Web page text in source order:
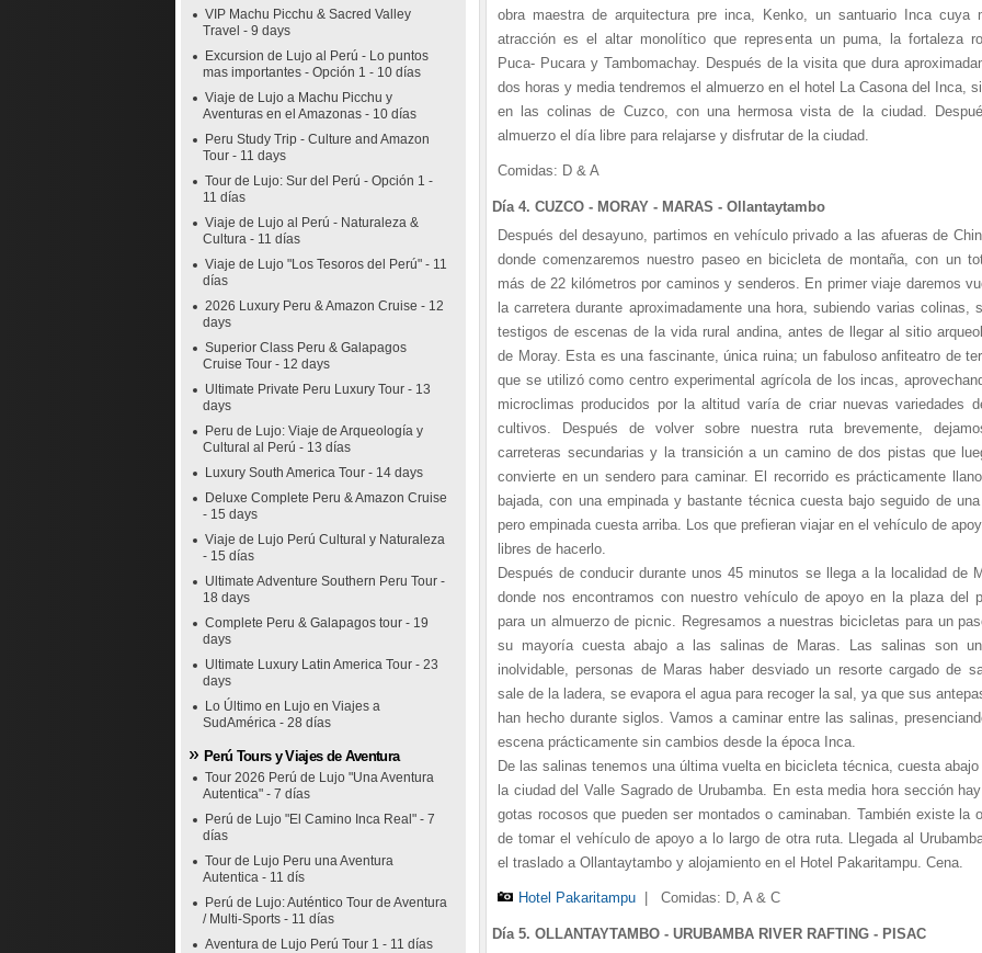
VIP Machu Picchu & Sacred Valley
Travel - 9 days
Excursion de Lujo al Perú - Lo puntos
mas importantes - Opción 1 - 10 días
Viaje de Lujo a Machu Picchu y
Aventuras en el Amazonas - 10 días
Peru Study Trip - Culture and Amazon
Tour - 11 days
Tour de Lujo: Sur del Perú - Opción 1 -
11 días
Viaje de Lujo al Perú - Naturaleza &
Cultura - 11 días
Viaje de Lujo "Los Tesoros del Perú" - 11
días
2026 Luxury Peru & Amazon Cruise - 12
days
Superior Class Peru & Galapagos
Cruise Tour - 12 days
Ultimate Private Peru Luxury Tour - 13
days
Peru de Lujo: Viaje de Arqueología y
Cultural al Perú - 13 días
Luxury South America Tour - 14 days
Deluxe Complete Peru & Amazon Cruise
- 15 days
Viaje de Lujo Perú Cultural y Naturaleza
- 15 días
Ultimate Adventure Southern Peru Tour -
18 days
Complete Peru & Galapagos tour - 19
days
Ultimate Luxury Latin America Tour - 23
days
Lo Último en Lujo en Viajes a
SudAmérica - 28 días
Perú Tours y Viajes de Aventura
Tour 2026 Perú de Lujo "Una Aventura
Autentica" - 7 días
Perú de Lujo "El Camino Inca Real" - 7
días
Tour de Lujo Peru una Aventura
Autentica - 11 dís
Perú de Lujo: Auténtico Tour de Aventura
/ Multi-Sports - 11 días
Aventura de Lujo Perú Tour 1 - 11 días
obra maestra de arquitectura pre inca, Kenko, un santuario Inca cuya
atracción es el altar monolítico que representa un puma, la fortaleza
Puca- Pucara y Tambomachay. Después de la visita que dura
dos horas y media tendremos el almuerzo en el hotel La Casona del Inca,
en las colinas de Cuzco, con una hermosa vista de la ciudad.
almuerzo el día libre para relajarse y disfrutar de la ciudad.
Comidas: D & A
Día 4. CUZCO - MORAY - MARAS - Ollantaytambo
Después del desayuno, partimos en vehículo privado a las afueras de
donde comenzaremos nuestro paseo en bicicleta de montaña, con un
más de 22 kilómetros por caminos y senderos. En primer viaje daremos
la carretera durante aproximadamente una hora, subiendo varias colinas,
testigos de escenas de la vida rural andina, antes de llegar al sitio
de Moray. Esta es una fascinante, única ruina; un fabuloso anfiteatro de
que se utilizó como centro experimental agrícola de los incas,
microclimas producidos por la altitud varía de criar nuevas variedades
cultivos. Después de volver sobre nuestra ruta brevemente,
carreteras secundarias y la transición a un camino de dos pistas que
convierte en un sendero para caminar. El recorrido es prácticamente
bajada, con una empinada y bastante técnica cuesta bajo seguido de
pero empinada cuesta arriba. Los que prefieran viajar en el vehículo de
libres de hacerlo.
Después de conducir durante unos 45 minutos se llega a la localidad de
donde nos encontramos con nuestro vehículo de apoyo en la plaza del
para un almuerzo de picnic. Regresamos a nuestras bicicletas para un
su mayoría cuesta abajo a las salinas de Maras. Las salinas son
inolvidable, personas de Maras haber desviado un resorte cargado de
sale de la ladera, se evapora el agua para recoger la sal, ya que sus
han hecho durante siglos. Vamos a caminar entre las salinas,
escena prácticamente sin cambios desde la época Inca.
De las salinas tenemos una última vuelta en bicicleta técnica, cuesta abajo
la ciudad del Valle Sagrado de Urubamba. En esta media hora sección
gotas rocosos que pueden ser montados o caminaban. También existe la
de tomar el vehículo de apoyo a lo largo de otra ruta. Llegada al
el traslado a Ollantaytambo y alojamiento en el Hotel Pakaritampu. Cena.
Hotel Pakaritampu Comidas: D, A & C
Día 5. OLLANTAYTAMBO - URUBAMBA RIVER RAFTING - PISAC
Hotel Country Club
Hotel Monasterio
Hotel Pakaritampu
Hotel Sanctuary
Hotel Libertador